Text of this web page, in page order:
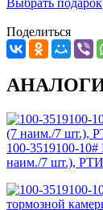
Поделиться
100-3519100-10#
наим./7 шт.), РТИ